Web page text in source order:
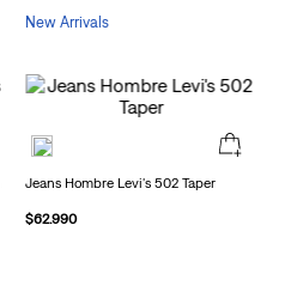
New Arrivals
Jeans Hombre Levi's 502 Taper
$62.990